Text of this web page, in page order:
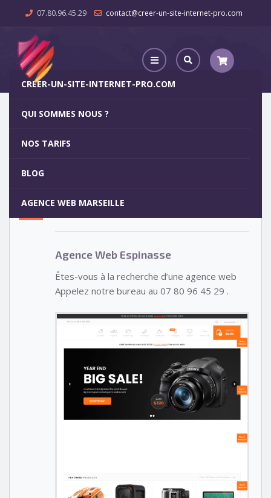
07.80.96.45.29 contact@creer-un-site-internet-pro.com
CREER-UN-SITE-INTERNET-PRO.COM
QUI SOMMES NOUS ?
NOS TARIFS
BLOG
AGENCE WEB MARSEILLE
Agence Web Espinasse
5
Votre site internet pour 29€
Agence Web Espinasse
Êtes-vous à la recherche d’une agence web
Appelez notre bureau au 07 80 96 45 29 .